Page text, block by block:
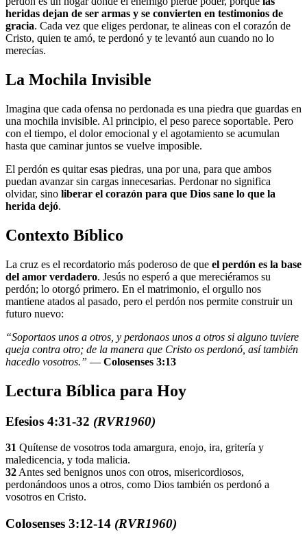
heridas dejan de ser armas y se convierten en testimonios de
gracia. Cada vez que eliges perdonar, te alineas con el corazón de
Cristo, quien te amó, te perdonó y te levantó aun cuando no lo
merecías.
La Mochila Invisible
Imagina que cada ofensa no perdonada es una piedra que guardas en
una mochila invisible. Al principio, el peso parece soportable. Pero
con el tiempo, el dolor emocional y el agotamiento se acumulan
hasta que caminar juntos se vuelve imposible.
El perdón es quitar esas piedras, una por una, para que ambos
puedan avanzar sin cargas innecesarias. Perdonar no significa
olvidar, sino liberar el corazón para que Dios sane lo que la
herida dejó.
Contexto Bíblico
La cruz es el recordatorio más poderoso de que el perdón es la base
del amor verdadero. Jesús no esperó a que mereciéramos su
perdón; lo otorgó primero. En el matrimonio, el orgullo nos
mantiene atados al pasado, pero el perdón nos permite construir un
futuro nuevo:
“Soportaos unos a otros, y perdonaos unos a otros si alguno tuviere
queja contra otro; de la manera que Cristo os perdonó, así también
hacedlo vosotros.” — Colosenses 3:13
Lectura Bíblica para Hoy
Efesios 4:31-32 (RVR1960)
31 Quítense de vosotros toda amargura, enojo, ira, gritería y
maledicencia, y toda malicia.
32Antes sed benignos unos con otros, misericordiosos,
perdonándoos unos a otros, como Dios también os perdonó a
vosotros en Cristo.
Colosenses 3:12-14 (RVR1960)